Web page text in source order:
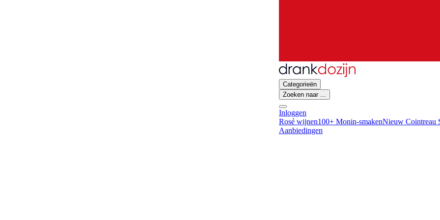
Categorieën
Zoeken naar ...
Inloggen
Rosé wijnen100+ Monin-smakenNieuw Cointreau
Aanbiedingen